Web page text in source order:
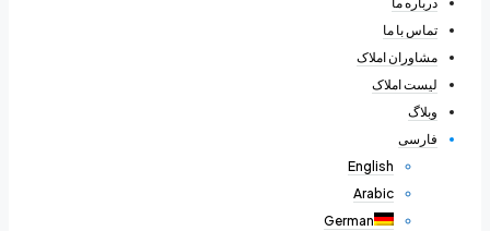
تماس با ما
مشاوران املاک
لیست املاک
وبلاگ
فارسی
English
Arabic
German